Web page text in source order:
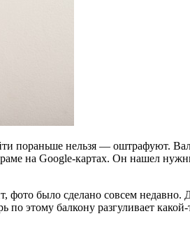
пораньше нельзя — оштрафуют.
на Google-картах. Он нашел
было сделано совсем недавно.
этому балкону разгуливает